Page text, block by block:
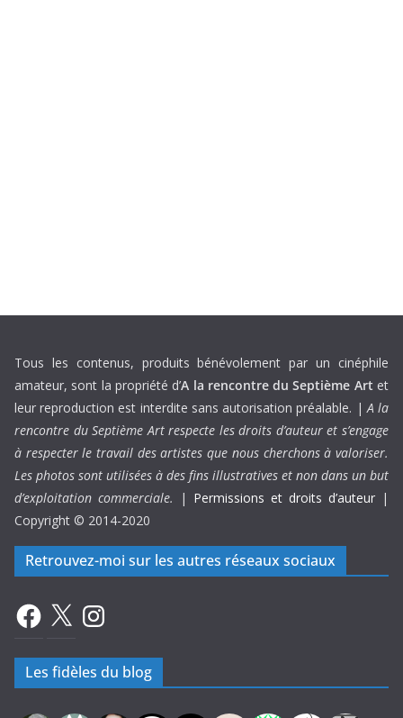
Tous les contenus, produits bénévolement par un cinéphile
amateur, sont la propriété d’A la rencontre du Septième Art et
leur reproduction est interdite sans autorisation préalable. |A la
rencontre du Septième Art respecte les droits d’auteur et s’engage
à respecter le travail des artistes que nous cherchons à valoriser.
Les photos sont utilisées à des fins illustratives et non dans un but
d’exploitation commerciale.
| Permissions et droits d’auteur |
Copyright © 2014-2020
Retrouvez-moi sur les autres réseaux sociaux
Facebook
X Instagram
Les fidèles du blog